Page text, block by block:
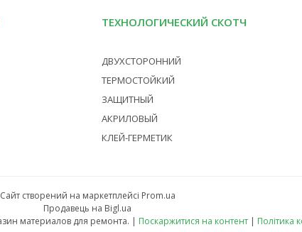
ТЕХНОЛОГИЧЕСКИЙ СКОТЧ
ДВУХСТОРОННИЙ
ТЕРМОСТОЙКИЙ
ЗАЩИТНЫЙ
АКРИЛОВЫЙ
КЛЕЙ-ГЕРМЕТИК
Сайт створений на маркетплейсі Prom.ua
Продавець на Bigl.ua
F2 Parts - специализированный интернет магазин материалов для ремонта. | Поскаржитися на контент | Політика